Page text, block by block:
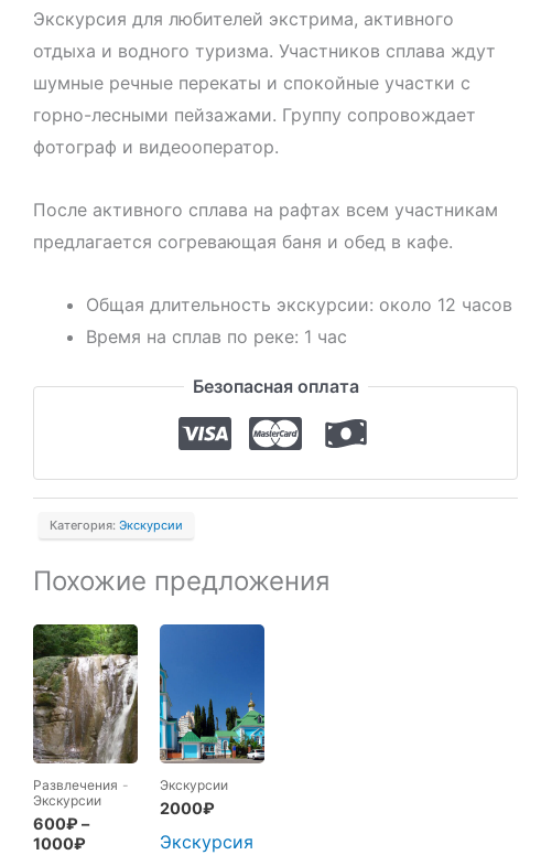
Экскурсия для любителей экстрима, активного
отдыха и водного туризма. Участников сплава ждут
шумные речные перекаты и спокойные участки с
горно-лесными пейзажами. Группу сопровождает
фотограф и видеооператор.
После активного сплава на рафтах всем участникам
предлагается согревающая баня и обед в кафе.
Общая длительность экскурсии: около 12 часов
Время на сплав по реке: 1 час
Безопасная оплата
Категория:Экскурсии
Похожие предложения
Развлечения -
Экскурсии
600₽ –
1000₽
Экскурсии
2000₽
Экскурсия